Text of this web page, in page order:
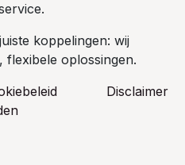
koppelingen: wij
oplossingen.
​Disclaimer